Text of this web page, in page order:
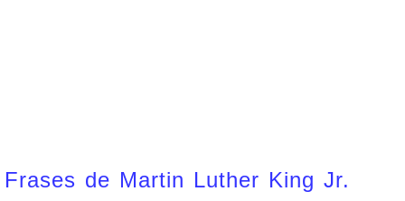
Frases de Martin Luther King Jr.